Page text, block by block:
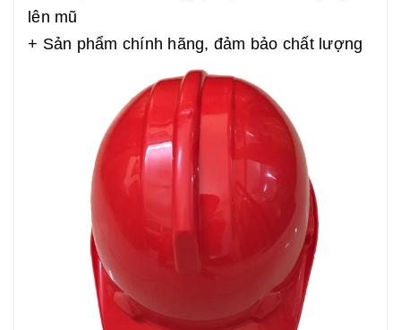
lên mũ
+ Sản phẩm chính hãng, đảm bảo chất lượng